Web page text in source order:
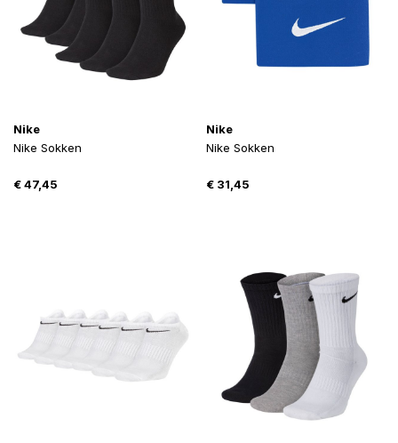
Nike
Nike Sokken
€47,45
Nike
Nike Sokken
€31,45